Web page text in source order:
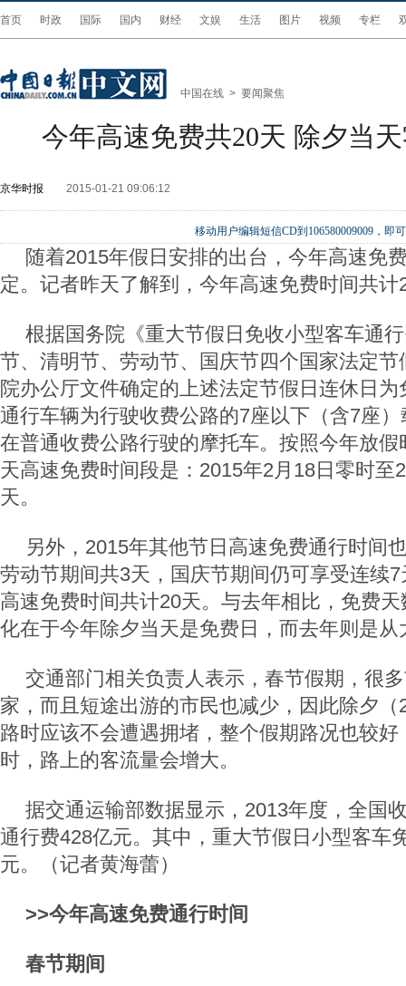
首页 时政 国际 国内 财经 文娱 生活 图片 视频 专栏
中国在线 > 要闻聚焦
今年高速免费共20天 除夕当
京华时报 2015-01-21 09:06:12
移动用户编辑短信CD到106580009009，即
随着2015年假日安排的出台，今年高速免
定。记者昨天了解到，今年高速免费时间共计
根据国务院《重大节假日免收小型客车通
节、清明节、劳动节、国庆节四个国家法定
院办公厅文件确定的上述法定节假日连休日
通行车辆为行驶收费公路的7座以下（含7座
在普通收费公路行驶的摩托车。按照今年放
天高速免费时间段是：2015年2月18日零时至
天。
另外，2015年其他节日高速免费通行时间
劳动节期间共3天，国庆节期间仍可享受连续
高速免费时间共计20天。与去年相比，免费
化在于今年除夕当天是免费日，而去年则是
交通部门相关负责人表示，春节假期，很
家，而且短途出游的市民也减少，因此除夕
路时应该不会遭遇拥堵，整个假期路况也较好
时，路上的客流量会增大。
据交通运输部数据显示，2013年度，全国
通行费428亿元。其中，重大节假日小型客车
元。（记者黄海蕾）
>>今年高速免费通行时间
春节期间